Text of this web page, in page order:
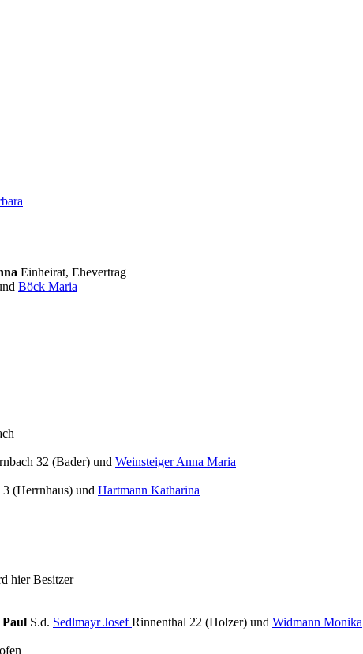
Einheirat, Ehevertrag
Böck Maria
32 (Bader) und Weinsteiger Anna Maria
(Herrnhaus) und Hartmann Katharina
hier Besitzer
Paul S.d. Sedlmayr JosefRinnenthal 22 (Holzer) und Widmann Monika